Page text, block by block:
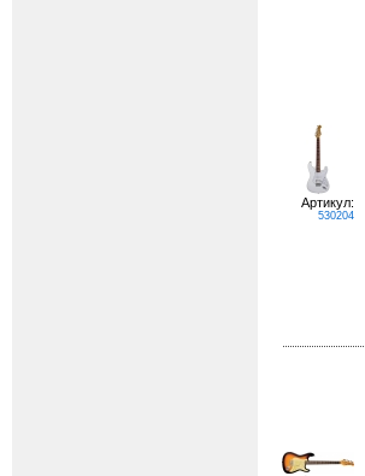
Артикул:
530204